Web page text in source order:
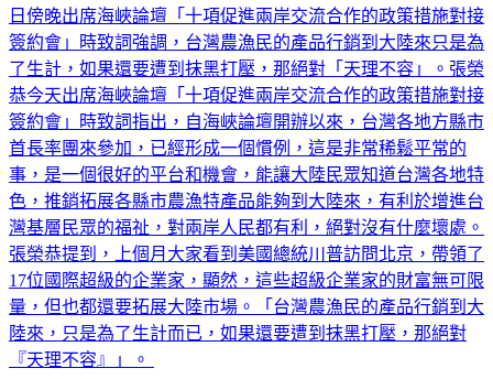
日傍晚出席海峽論壇「十項促進兩岸交流合作的政策措施對接
簽約會」時致詞強調，台灣農漁民的產品行銷到大陸來只是為
了生計，如果還要遭到抹黑打壓，那絕對「天理不容」。張榮
恭今天出席海峽論壇「十項促進兩岸交流合作的政策措施對接
簽約會」時致詞指出，自海峽論壇開辦以來，台灣各地方縣市
首長率團來參加，已經形成一個慣例，這是非常稀鬆平常的
事，是一個很好的平台和機會，能讓大陸民眾知道台灣各地特
色，推銷拓展各縣市農漁特產品能夠到大陸來，有利於增進台
灣基層民眾的福祉，對兩岸人民都有利，絕對沒有什麼壞處。
張榮恭提到，上個月大家看到美國總統川普訪問北京，帶領了
17位國際超級的企業家，顯然，這些超級企業家的財富無可限
量，但也都還要拓展大陸市場。「台灣農漁民的產品行銷到大
陸來，只是為了生計而已，如果還要遭到抹黑打壓，那絕對
『天理不容』」。